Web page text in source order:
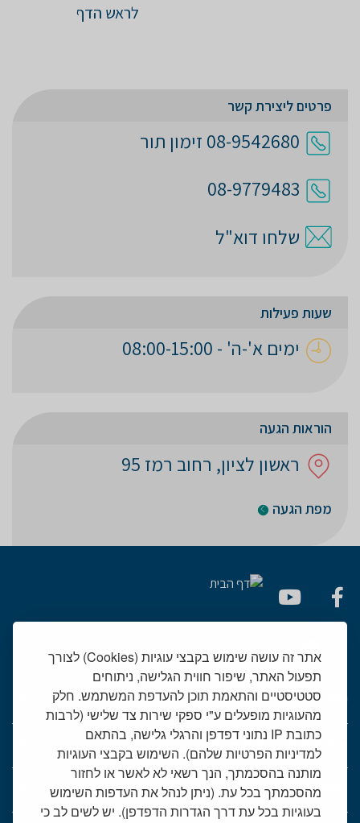
אתר זה עושה שימוש בקבצי עוגיות (Cookies) לצורך
תפעול האתר, שיפור חווית הגלישה, ניתוחים
סטטיסטיים והתאמת תוכן להעדפת המשתמש. חלק
מהעוגיות מופעלים ע"י ספקי שירות צד שלישי (לרבות
כתובת IP נתוני דפדפן והרגלי גלישה, בהתאם
למדיניות הפרטיות שלהם). השימוש בקבצי העוגיות
מותנה בהסכמתך, הנך רשאי לא לאשר או לחזור
מהסכמתך בכל עת. (ניתן לנהל את העדפות השימוש
בעוגיות בכל עת דרך הגדרות הדפדפן). יש לשים לב כי
לראש הדף
פרטים ליצירת קשר
08-9542680 זימון תור
08-9779483
שלחו דוא"ל
שעות פעילות
ימים א'-ה' - 08:00-15:00
הוראות הגעה
ראשון לציון, רחוב רמז 95
מפת הגעה
יחידות רפואיות
אודות המרכז הרפואי שמיר
שמיר אישי - פורטל מטופלים